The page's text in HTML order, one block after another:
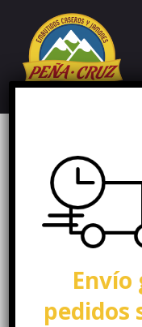
pedidos